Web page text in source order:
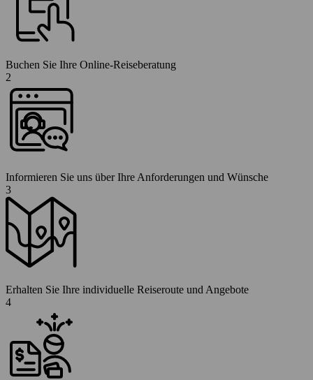
Buchen Sie Ihre Online-Reiseberatung
2
Informieren Sie uns über Ihre Anforderungen und Wünsche
3
Erhalten Sie Ihre individuelle Reiseroute und Angebote
4